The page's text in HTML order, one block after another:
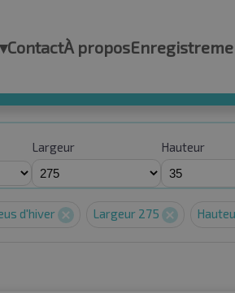
ContactÀ propos
Largeur Hauteur
d'hiver Largeur 275